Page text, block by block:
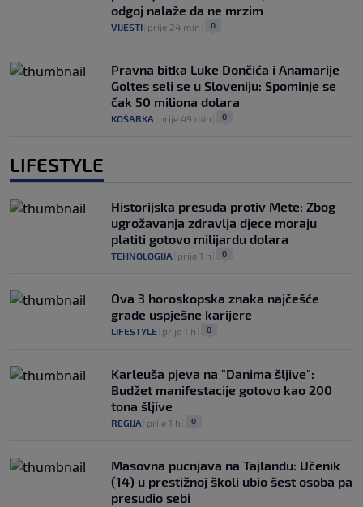
odgoj nalaže da ne mrzim
VIJESTI prije 24 min 0
Pravna bitka Luke Dončića i Anamarije
Goltes seli se u Sloveniju: Spominje se
čak 50 miliona dolara
KOŠARKA prije 49 min 0
LIFESTYLE
Historijska presuda protiv Mete: Zbog
ugrožavanja zdravlja djece moraju
platiti gotovo milijardu dolara
TEHNOLOGIJA prije 1 h 0
Ova 3 horoskopska znaka najčešće
grade uspješne karijere
LIFESTYLE prije 1 h 0
Karleuša pjeva na "Danima šljive":
Budžet manifestacije gotovo kao 200
tona šljive
REGIJA prije 1 h 0
Masovna pucnjava na Tajlandu: Učenik
(14) u prestižnoj školi ubio šest osoba pa
presudio sebi